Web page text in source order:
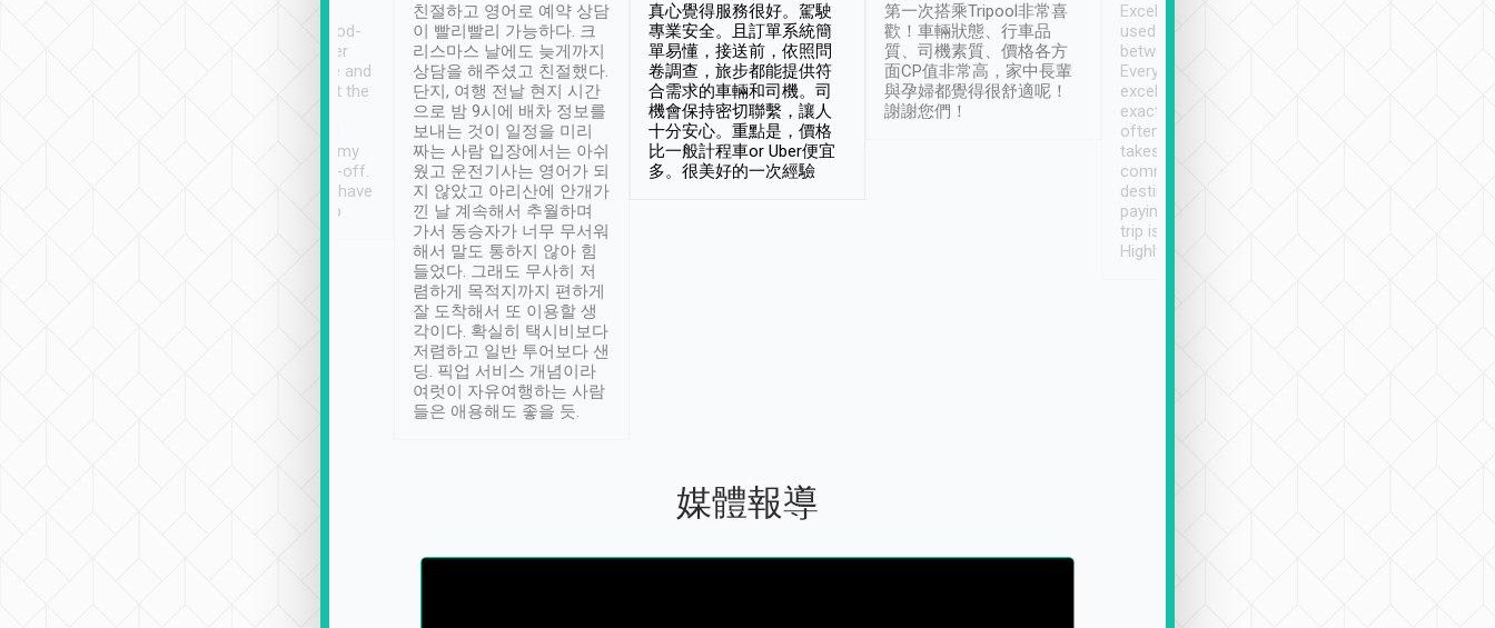
service, vehicles in good-
condition and the driver
service was awesome and
thoughtful. Driver went the
have safely arrived at my
destination after drop-off.
Definitely something I have
not seen elsewhere 👍
친절하고 영어로 예약 상담
이 빨리빨리 가능하다. 크
리스마스 날에도 늦게까지
상담을 해주셨고 친절했다.
단지, 여행 전날 현지 시간
으로 밤 9시에 배차 정보를
보내는 것이 일정을 미리
짜는 사람 입장에서는 아쉬
웠고 운전기사는 영어가 되
지 않았고 아리산에 안개가
낀 날 계속해서 추월하며
가서 동승자가 너무 무서워
해서 말도 통하지 않아 힘
들었다. 그래도 무사히 저
렴하게 목적지까지 편하게
잘 도착해서 또 이용할 생
각이다. 확실히 택시비보다
저렴하고 일반 투어보다 샌
딩. 픽업 서비스 개념이라
여럿이 자유여행하는 사람
들은 애용해도 좋을 듯.
真心覺得服務很好。駕駛
專業安全。且訂單系統簡
單易懂，接送前，依照問
卷調查，旅步都能提供符
合需求的車輛和司機。司
機會保持密切聯繫，讓人
十分安心。重點是，價格
比一般計程車or Uber便宜
多。很美好的一次經驗
第一次搭乘Tripool非常喜
歡！車輛狀態、行車品
質、司機素質、價格各方
面CP值非常高，家中長輩
與孕婦都覺得很舒適呢！
謝謝您們！
Excellent service. We have
used Tripool to travel
between cities in Taiwan.
Every driver has been
excellent and arrives
exactly on time. As there is
often limited English it
takes the difficulty out of
communicating the
destination details and
paying online prior to the
trip is very convenient.
Highly recommended
媒體報導